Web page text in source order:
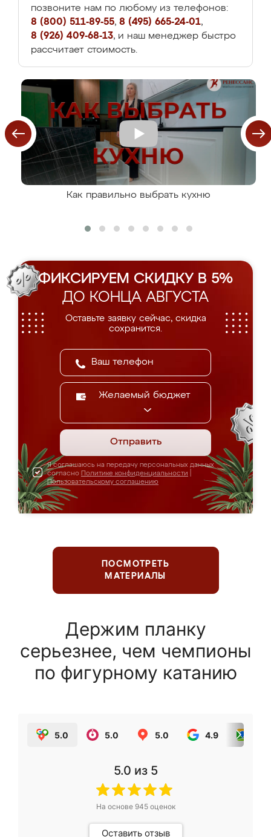
позвоните нам по любому из телефонов:
8 (800) 511-89-55, 8 (495) 665-24-01,
8 (926) 409-68-13, и наш менеджер быстро
рассчитает стоимость.
Как правильно выбрать кухню
ФИКСИРУЕМ СКИДКУ В 5%
ДО КОНЦА АВГУСТА
Оставьте заявку сейчас, скидка
сохранится.
Желаемый бюджет
Отправить
Я соглашаюсь на передачу персональных данных
согласно Политике конфиденциальности
Пользовательскому соглашению
ПОСМОТРЕТЬ
МАТЕРИАЛЫ
Держим планку
серьезнее, чем чемпионы
по фигурному катанию
5.0 5.0 5.0 4.9
5.0 из 5
На основе 945оценок
Оставить отзыв